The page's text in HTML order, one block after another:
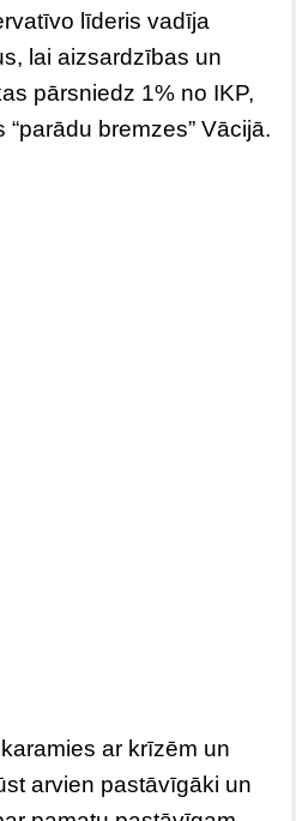
līderis vadīja
lai aizsardzības un
pārsniedz 1% no IKP,
bremzes” Vācijā.
ar krīzēm un
arvien pastāvīgāki un